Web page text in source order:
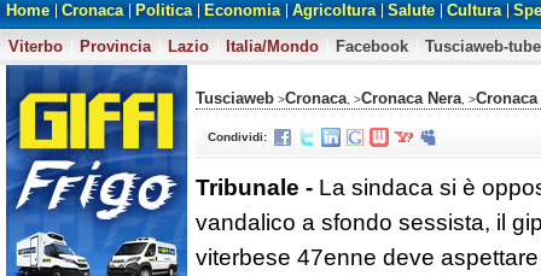
Home Cronaca Politica Economia Agricoltura Salute Cultura
Viterbo
Provincia Lazio Italia/Mondo Facebook Tusciaweb-tube
Tusciaweb >Cronaca , >Cronaca Nera , >
Condividi:
Tribunale - La sindaca si è
vandalico a sfondo sessista, il
viterbese 47enne deve aspettare